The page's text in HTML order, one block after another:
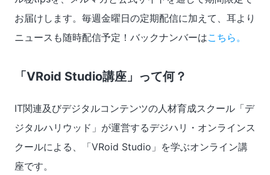
お届けします。毎週金曜日の定期配信に加えて、耳より
ニュースも随時配信予定！バックナンバーはこちら。
「VRoid Studio講座」って何？
IT関連及びデジタルコンテンツの人材育成スクール「デ
ジタルハリウッド」が運営するデジハリ・オンラインス
クールによる、「VRoid Studio」を学ぶオンライン講
座です。